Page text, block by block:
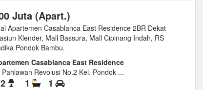
Juta (Apart.)
Apartemen Casablanca East Residence 2BR Dekat
Klender, Mall Bassura, Mall Cipinang Indah, RS
Pondok Bambu.
Casablanca East Residence
Pahlawan Revolusi No.2 Kel. Pondok ...
2 1 1